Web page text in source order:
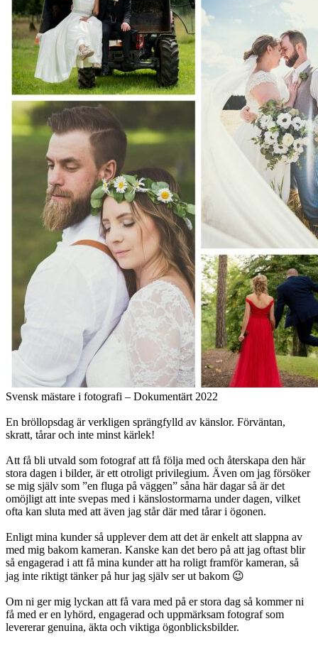
Svensk mästare i fotografi – Dokumentärt 2022
En bröllopsdag är verkligen sprängfylld av känslor. Förväntan,
skratt, tårar och inte minst kärlek!
Att få bli utvald som fotograf att få följa med och återskapa den här
stora dagen i bilder, är ett otroligt privilegium. Även om jag försöker
se mig själv som ”en fluga på väggen” såna här dagar så är det
omöjligt att inte svepas med i känslostormarna under dagen, vilket
ofta kan sluta med att även jag står där med tårar i ögonen.
Enligt mina kunder så upplever dem att det är enkelt att slappna av
med mig bakom kameran. Kanske kan det bero på att jag oftast blir
så engagerad i att få mina kunder att ha roligt framför kameran, så
jag inte riktigt tänker på hur jag själv ser ut bakom 😉
Om ni ger mig lyckan att få vara med på er stora dag så kommer ni
få med er en lyhörd, engagerad och uppmärksam fotograf som
levererar genuina, äkta och viktiga ögonblicksbilder.